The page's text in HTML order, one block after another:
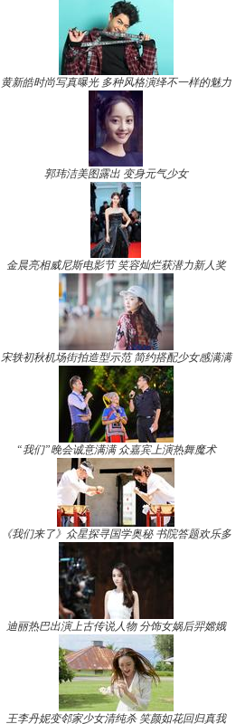
黄新皓时尚写真曝光 多种风格演绎不一样的魅力
郭玮洁美图露出 变身元气少女
金晨亮相威尼斯电影节 笑容灿烂获潜力新人奖
宋轶初秋机场街拍造型示范 简约搭配少女感满满
“我们”晚会诚意满满 众嘉宾上演热舞魔术
《我们来了》众星探寻国学奥秘 书院答题欢乐多
迪丽热巴出演上古传说人物 分饰女娲后羿嫦娥
王李丹妮变邻家少女清纯杀 笑颜如花回归真我